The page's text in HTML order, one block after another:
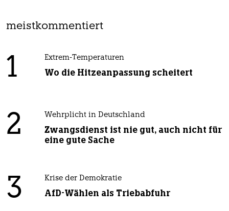
meistkommentiert
1 Extrem-Temperaturen
Wo die Hitzeanpassung scheitert
2 Wehrplicht in Deutschland
Zwangsdienst ist nie gut, auch nicht für
eine gute Sache
3 Krise der Demokratie
AfD-Wählen als Triebabfuhr